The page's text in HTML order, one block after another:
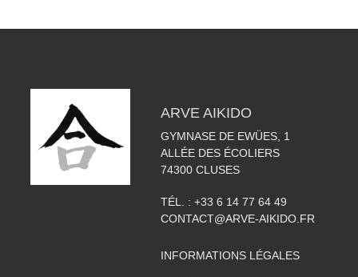
ARVE AIKIDO
GYMNASE DE EWÜES, 1
ALLÉE DES ÉCOLIERS
74300 CLUSES
TÉL. : +33 6 14 77 64 49
CONTACT@ARVE-AIKIDO.FR
INFORMATIONS LÉGALES